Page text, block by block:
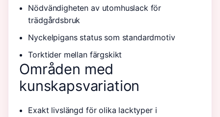
Nödvändigheten av utomhuslack för
trädgårdsbruk
Nyckelpigans status som standardmotiv
Torktider mellan färgskikt
Områden med
kunskapsvariation
Exakt livslängd för olika lacktyper i